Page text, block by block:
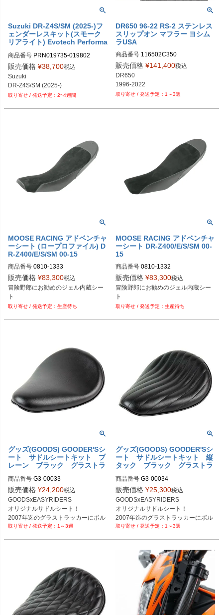
Suzuki DR-Z4S/SM (2025-)フ
ェンダーレスキット(スモーク
リアライト) Evotech Performa
商品番号 PRN019735-019802
PRN019735-019802-01
PRN019735-019802-02
販売価格 ¥38,700税込
Suzuki
DR-Z4S/SM (2025-)
2~4週間
DR650 96-22 RS-2 ステンレス
スリップオン マフラー ヨシム
ラUSA
商品番号 116502C350
販売価格 ¥141,400税込
DR650
1996-2022
1～3週
MOOSE RACING アドベンチャ
ーシート (ロープロファイル) D
R-Z400/E/S/SM 00-15
商品番号 0810-1333
DragSpecialities型番：0810-1333
販売価格 ¥83,300税込
冒険野郎にお勧めのジェル内蔵シー
ト
生産待ち
MOOSE RACING アドベンチャ
ーシート DR-Z400/E/S/SM 00-
15
商品番号 0810-1332
DragSpecialities型番：0810-1332
販売価格 ¥83,300税込
冒険野郎にお勧めのジェル内蔵シー
ト
生産待ち
グッズ(GOODS) GOODER'Sシ
ート サドルシートキット プ
レーン ブラック グラストラ
商品番号 G3-00033
販売価格 ¥24,200税込
GOODSxEASYRIDERS
オリジナルサドルシート！
2007年迄のグラストラッカーにボル
1～3週
グッズ(GOODS) GOODER'Sシ
ート サドルシートキット 縦
タック ブラック グラストラ
商品番号 G3-00034
販売価格 ¥25,300税込
GOODSxEASYRIDERS
オリジナルサドルシート！
2007年迄のグラストラッカーにボル
1～3週